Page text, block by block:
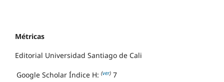
Métricas
Editorial Universidad Santiago de Cali
Google Scholar Índice H: (ver) 7